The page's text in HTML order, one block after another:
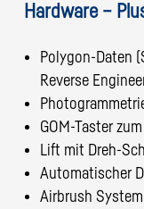
Hardware –
Polygon-Daten
Reverse
GOM-Taster
Lift mit Dreh-
Automatischer
Airbrush